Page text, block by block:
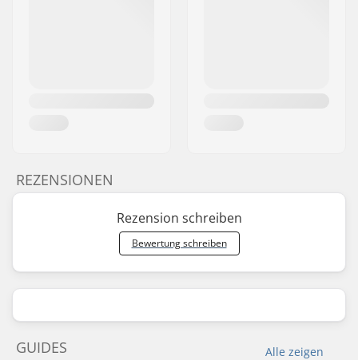
REZENSIONEN
Rezension schreiben
Bewertung schreiben
Alle zeigen
GUIDES